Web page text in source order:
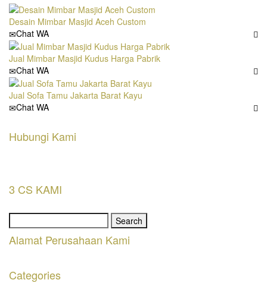
Desain Mimbar Masjid Aceh Custom
Chat WA
Jual Mimbar Masjid Kudus Harga Pabrik
Chat WA
Jual Sofa Tamu Jakarta Barat Kayu
Chat WA
Hubungi Kami
3 CS KAMI
for:
Alamat Perusahaan Kami
Categories